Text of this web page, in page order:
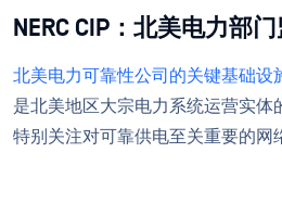
NERC CIP：北美电力部
北美电力可靠性公司的关键基础设施
是北美地区大宗电力系统运营实体
特别关注对可靠供电至关重要的网